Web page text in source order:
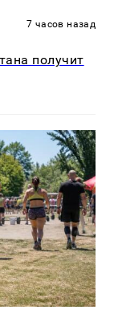
7 часов назад
получит